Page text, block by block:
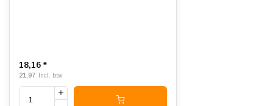
18,16 *
21,97 Incl. btw